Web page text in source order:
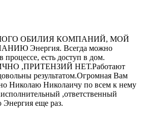
ОБИЛИЯ КОМПАНИЙ, МОЙ
Энергия. Всегда можно
процессе, есть доступ в дом.
,ПРИТЕНЗИЙ НЕТ.Работают
результатом.Огромная Вам
Николаю Николаичу по всем к нему
,ответственный
еще раз.